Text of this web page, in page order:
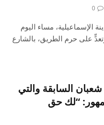
0
الإسماعيلية، مساء اليوم
وتعدٍّ على حرم الطريق، بالشارع
السابقة والتي
“لك حق